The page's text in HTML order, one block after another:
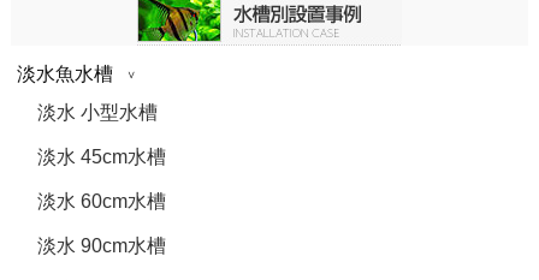
淡水魚水槽
淡水 小型水槽
淡水 45cm水槽
淡水 60cm水槽
淡水 90cm水槽